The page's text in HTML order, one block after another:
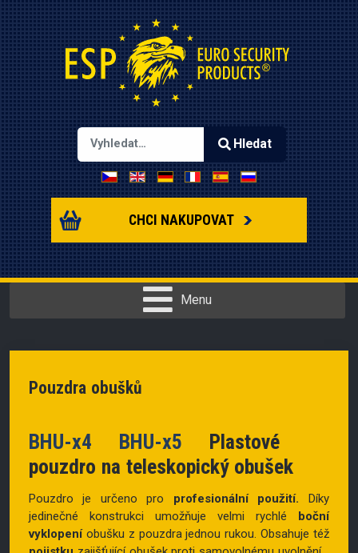
Type 2 or more characters for results.
Hledat
Zvolte jazyk
CHCI NAKUPOVAT
Menu
Pouzdra obušků
BHU-x4 BHU-x5 Plastové
pouzdro na teleskopický obušek
Pouzdro je určeno pro profesionální použití. Díky
jedinečné konstrukci umožňuje velmi rychlé boční
vyklopeníobušku z pouzdra jednou rukou. Obsahuje též